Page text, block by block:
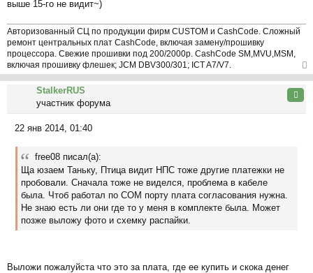
е
и
е
выше 15-го не видит~)
Авторизованный СЦ по продукции фирм CUSTOM и CashCode. Сложный
ремонт центральных плат CashCode, включая замену/прошивку
процессора. Свежие прошивки под 200/2000р. CashCode SM,MVU,MSM,
включая прошивку флешек; JCM DBV300/301; ICT A7/V7.
ер
ну
ть
ся
StalkerRUS
участник форума
о
щ
22 янв 2014, 01:40
free08 писал(а):
Ща юзаем Таньку, Птица видит НПС тоже другие платежки не
пробовали. Сначала тоже не виделся, проблема в кабеле
была. Чтоб работал по СОМ порту плата согласования нужна.
Не знаю есть ли они где то у меня в комплекте была. Может
позже выложу фото и схемку распайки.
Выложи пожалуйста что это за плата, где ее купить и скока денег